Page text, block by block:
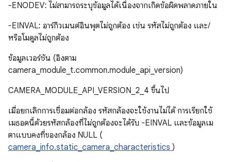
-ENODEV: ไม่สามารถระบุข้อมูลได้เนื่องจากเกิดข้อผิดพลาดภายใน
-EINVAL: อาร์กิวเมนต์อินพุตไม่ถูกต้อง เช่น รหัสไม่ถูกต้อง และ/
หรือโมดูลไม่ถูกต้อง
ข้อมูลเวอร์ชัน (อิงตาม
camera_module_t.common.module_api_version)
CAMERA_MODULE_API_VERSION_2_4 ขึ้นไป
เมื่อยกเลิกการเชื่อมต่อกล้อง รหัสกล้องจะใช้งานไม่ได้ การเรียกใช้
เมธอดนี้ด้วยรหัสกล้องที่ไม่ถูกต้องจะได้รับ -EINVAL และข้อมูลเม
ตาแบบคงที่ของกล้อง NULL (
camera_info.static_camera_characteristics )